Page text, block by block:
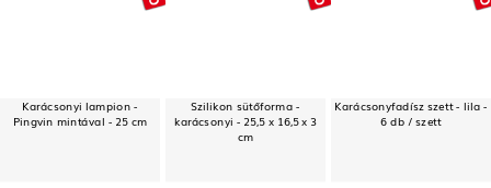
Karácsonyi lampion -
Pingvin mintával - 25 cm
Szilikon sütőforma -
karácsonyi - 25,5 x 16,5 x 3
cm
Karácsonyfadísz szett - lila -
6 db / szett